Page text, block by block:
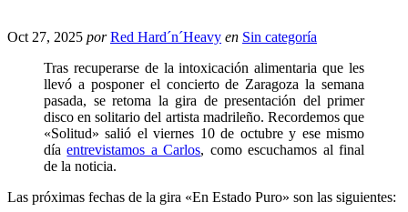
Oct 27, 2025 por Red Hard´n´Heavy en Sin categoría
Tras recuperarse de la intoxicación alimentaria que les
llevó a posponer el concierto de Zaragoza la semana
pasada, se retoma la gira de presentación del primer
disco en solitario del artista madrileño. Recordemos que
«Solitud» salió el viernes 10 de octubre y ese mismo
díaentrevistamos a Carlos, como escuchamos al final
de la noticia.
Las próximas fechas de la gira «En Estado Puro» son las siguientes: